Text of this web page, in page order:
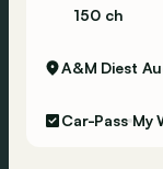
150 ch
A&M Diest
Car-Pass My